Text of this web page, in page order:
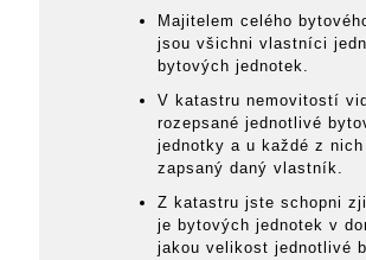
Majitelem celého
jsou všichni vlastníci
bytových jednotek.
V katastru nemovitostí
rozepsané jednotlivé
jednotky a u každé z
zapsaný daný vlastník.
Z katastru jste schopni
je bytových jednotek v
jakou velikost jednotlivé